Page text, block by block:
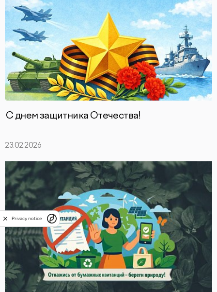
С днем защитника Отечества!
23.02.2026
Privacy notice